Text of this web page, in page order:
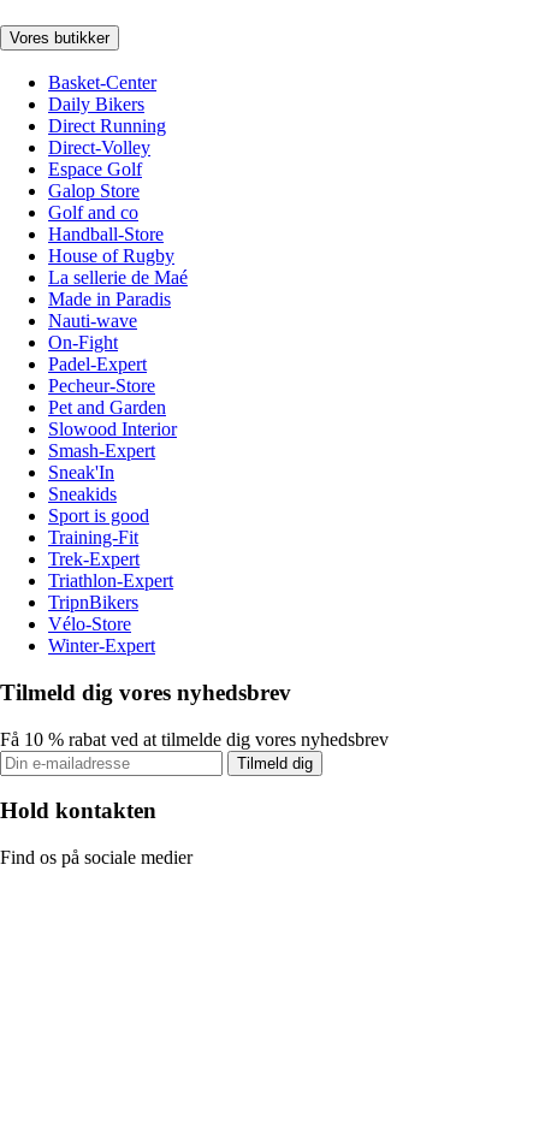
Vores butikker
Basket-Center
Daily Bikers
Direct Running
Direct-Volley
Espace Golf
Galop Store
Golf and co
Handball-Store
House of Rugby
La sellerie de Maé
Made in Paradis
Nauti-wave
On-Fight
Padel-Expert
Pecheur-Store
Pet and Garden
Slowood Interior
Smash-Expert
Sneak'In
Sneakids
Sport is good
Training-Fit
Trek-Expert
Triathlon-Expert
TripnBikers
Vélo-Store
Winter-Expert
Tilmeld dig vores nyhedsbrev
Få 10 % rabat ved at tilmelde dig vores nyhedsbrev
Tilmeld dig
Hold kontakten
Find os på sociale medier